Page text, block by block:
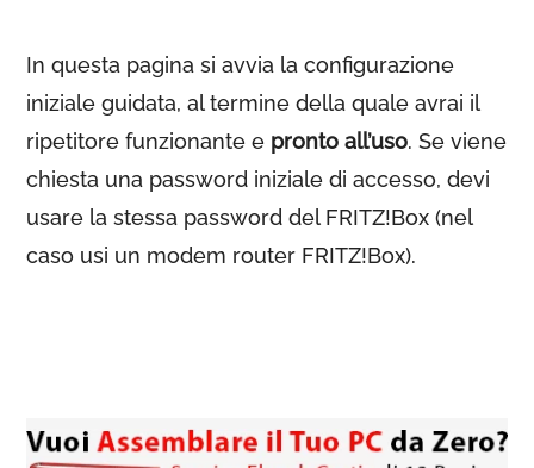
In questa pagina si avvia la configurazione
iniziale guidata, al termine della quale avrai il
ripetitore funzionante e pronto all’uso. Se viene
chiesta una password iniziale di accesso, devi
usare la stessa password del FRITZ!Box (nel
caso usi un modem router FRITZ!Box).